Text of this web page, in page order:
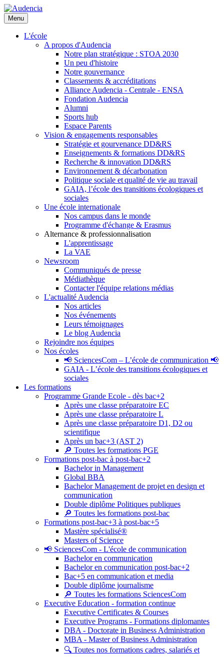
Aller
au
contenu
principal
Menu
L'école
A propos d'Audencia
Notre plan stratégique : STOA 2030
Un peu d'histoire
Notre gouvernance
Classements & accréditations
Alliance Audencia - Centrale - ENSA
Fondation Audencia
Alumni
Sports hub
Espace Parents
Vision & engagements responsables
Stratégie et gourvenance DD&RS
Enseignements & formations DD&RS
Recherche & innovation DD&RS
Environnement & décarbonation
Politique sociale et qualité de vie au travail
GAIA, l’école des transitions écologiques et
sociales
Une école internationale
Nos campus dans le monde
Programme d'échange & Erasmus
Alternance & professionnalisation
L'apprentissage
La VAE
Newsroom
Communiqués de presse
Médiathèque
Contacter l'équipe relations médias
L'actualité Audencia
Nos articles
Nos événements
Leurs témoignages
Le blog Audencia
Rejoindre nos équipes
Nos écoles
📢 SciencesCom – L’école de communication 📢
GAIA - L’école des transitions écologiques et
sociales
Les formations
Programme Grande Ecole - dès bac+2
Après une classe préparatoire EC
Après une classe préparatoire L
Après une classe préparatoire D1, D2 ou
scientifique
Après un bac+3 (AST 2)
🔎 Toutes les formations PGE
Formations post-bac à post-bac+2
Bachelor in Management
Global BBA
Bachelor Management de projet en design et
communication
Double diplôme Politiques publiques
🔎 Toutes les formations post-bac
Formations post-bac+3 à post-bac+5
Mastère spécialisé®
Masters of Science
📢 SciencesCom - L'école de communication
Bachelor en communication
Bachelor en communication post-bac+2
Bac+5 en communication et media
Double diplôme journalisme
🔎 Toutes les formations SciencesCom
Executive Education - formation continue
Executive Certificates & Courses
Executive Programs - Formations diplomantes
DBA - Doctorate in Business Administration
MBA - Master of Business Administration
🔍 Toutes nos formations cadres, salariés et